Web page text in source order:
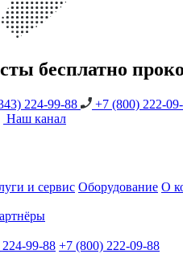
бесплатно
224-99-88
+7 (800) 222-
Наш канал
и сервис Оборудование О
99-88 +7 (800) 222-09-88